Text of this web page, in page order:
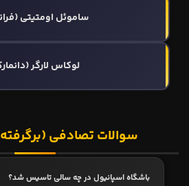
ساموئل اومتیتی
لوکاس لارگر
سوالات تصادفی
باشگاه اسپانیول در چه سالی تاسیس شد؟